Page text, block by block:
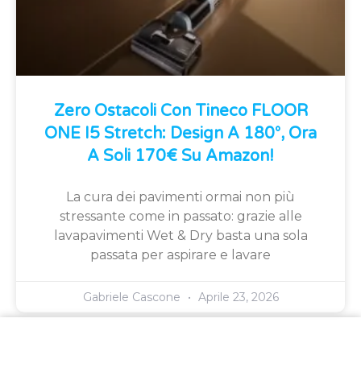
Zero Ostacoli Con Tineco FLOOR
ONE I5 Stretch: Design A 180°, Ora
A Soli 170€ Su Amazon!
La cura dei pavimenti ormai non più
stressante come in passato: grazie alle
lavapavimenti Wet & Dry basta una sola
passata per aspirare e lavare
Gabriele Cascone Aprile 23, 2026